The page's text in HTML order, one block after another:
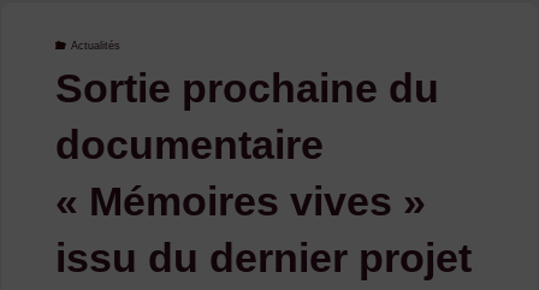
Actualités
Sortie prochaine du
documentaire
« Mémoires vives »
issu du dernier projet